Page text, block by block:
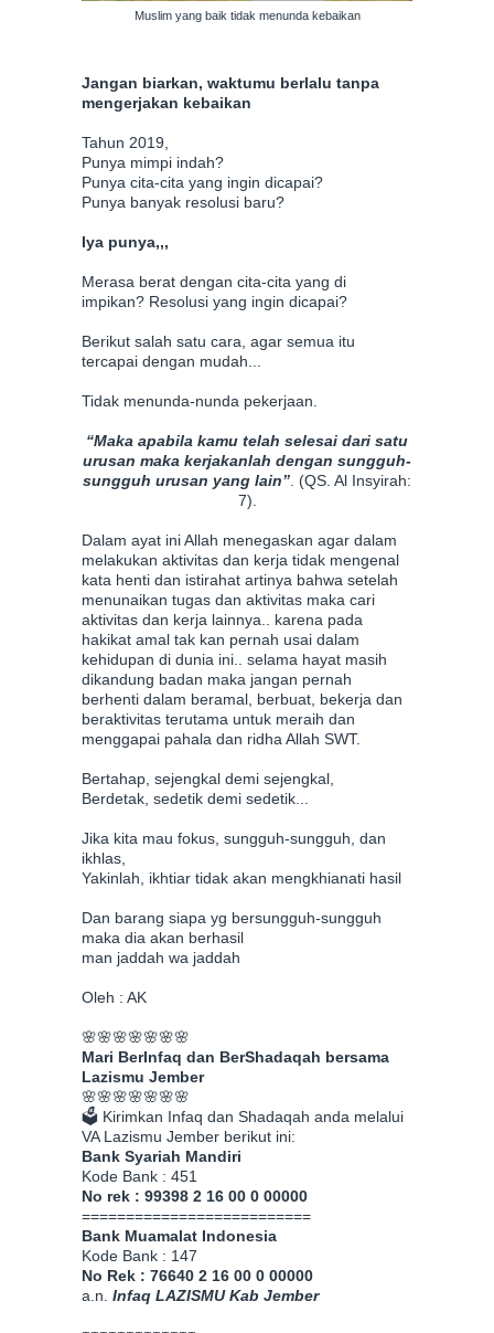
Muslim yang baik tidak menunda kebaikan
Jangan biarkan, waktumu berlalu tanpa
mengerjakan kebaikan
Tahun 2019,
Punya mimpi indah?
Punya cita-cita yang ingin dicapai?
Punya banyak resolusi baru?
Iya punya,,,
Merasa berat dengan cita-cita yang di
impikan? Resolusi yang ingin dicapai?
Berikut salah satu cara, agar semua itu
tercapai dengan mudah...
Tidak menunda-nunda pekerjaan.
“Maka apabila kamu telah selesai dari satu
urusan maka kerjakanlah dengan sungguh-
sungguh urusan yang lain” . (QS. Al Insyirah:
7).
Dalam ayat ini Allah menegaskan agar dalam
melakukan aktivitas dan kerja tidak mengenal
kata henti dan istirahat artinya bahwa setelah
menunaikan tugas dan aktivitas maka cari
aktivitas dan kerja lainnya.. karena pada
hakikat amal tak kan pernah usai dalam
kehidupan di dunia ini.. selama hayat masih
dikandung badan maka jangan pernah
berhenti dalam beramal, berbuat, bekerja dan
beraktivitas terutama untuk meraih dan
menggapai pahala dan ridha Allah SWT.
Bertahap, sejengkal demi sejengkal,
Berdetak, sedetik demi sedetik...
Jika kita mau fokus, sungguh-sungguh, dan
ikhlas,
Yakinlah, ikhtiar tidak akan mengkhianati hasil
Dan barang siapa yg bersungguh-sungguh
maka dia akan berhasil
man jaddah wa jaddah
Oleh : AK
🌸🌸🌸🌸🌸🌸🌸
Mari BerInfaq dan BerShadaqah bersama
Lazismu Jember
🌸🌸🌸🌸🌸🌸🌸
🗳 Kirimkan Infaq dan Shadaqah anda melalui
VA Lazismu Jember berikut ini:
Bank Syariah Mandiri
Kode Bank : 451
No rek : 99398 2 16 00 0 00000
==========================
Bank Muamalat Indonesia
Kode Bank : 147
No Rek : 76640 2 16 00 0 00000
a.n. Infaq LAZISMU Kab Jember